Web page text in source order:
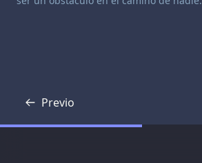
Previo
Transcripción